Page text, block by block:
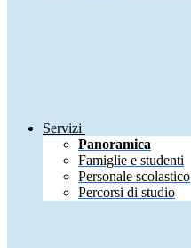
Servizi
Panoramica
Famiglie e studenti
Personale scolastico
Percorsi di studio